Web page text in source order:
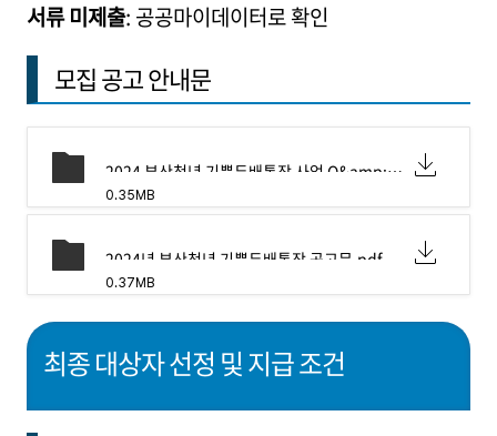
서류 미제출: 공공마이데이터로 확인
모집 공고 안내문
2024 부산청년 기쁨두배통장 사업 Q&amp;A.pdf
0.35MB
2024년 부산청년 기쁨두배통장 공고문.pdf
0.37MB
최종 대상자 선정 및 지급 조건